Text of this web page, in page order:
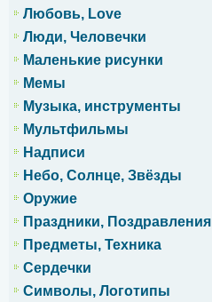
Любовь, Love
Люди, Человечки
Маленькие рисунки
Мемы
Музыка, инструменты
Мультфильмы
Надписи
Небо, Солнце, Звёзды
Оружие
Праздники, Поздравления
Предметы, Техника
Сердечки
Символы, Логотипы